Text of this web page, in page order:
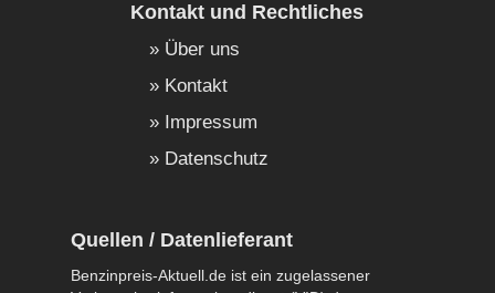
Kontakt und Rechtliches
Über uns
Kontakt
Impressum
Datenschutz
Quellen / Datenlieferant
Benzinpreis-Aktuell.de ist ein zugelassener